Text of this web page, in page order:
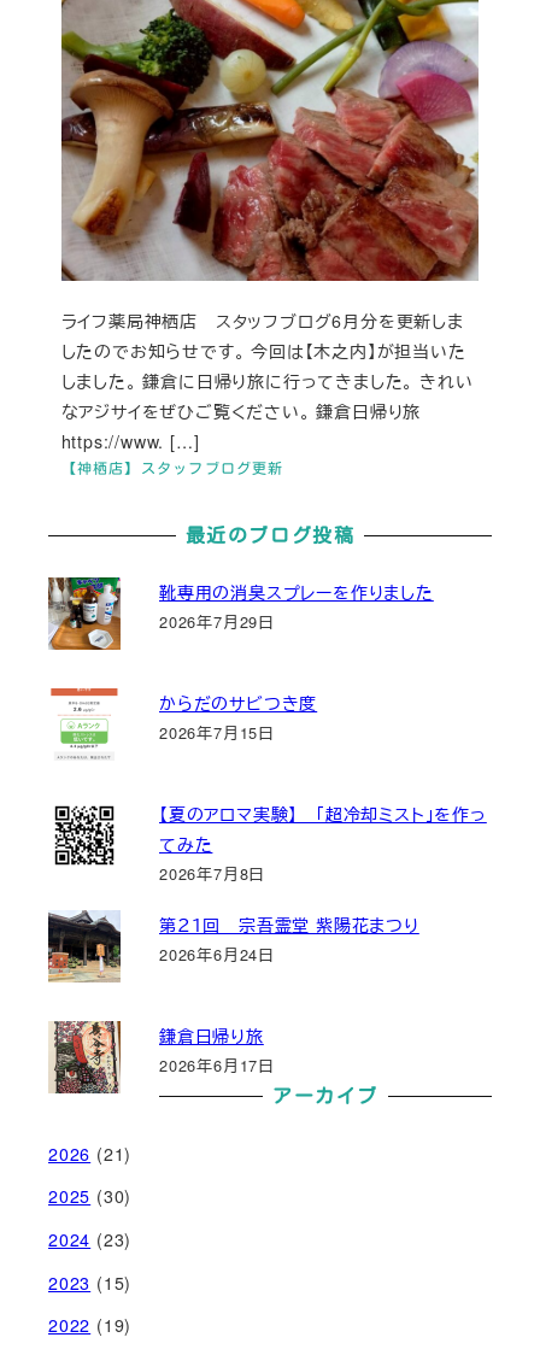
【神栖店】スタッフブログ更新
ライフ薬局神栖店 スタッフブログ6月分を更新しま
したのでお知らせです。 今回は【木之内】が担当いた
しました。 鎌倉に日帰り旅に行ってきました。 きれい
なアジサイをぜひご覧ください。 鎌倉日帰り旅
https://www. […]
最近のブログ投稿
靴専用の消臭スプレーを作りました
2026年7月29日
からだのサビつき度
2026年7月15日
【夏のアロマ実験】 「超冷却ミスト」を作っ
てみた
2026年7月8日
第２１回 宗吾霊堂 紫陽花まつり
2026年6月24日
鎌倉日帰り旅
2026年6月17日
アーカイブ
2026 (21)
2025 (30)
2024 (23)
2023 (15)
2022 (19)